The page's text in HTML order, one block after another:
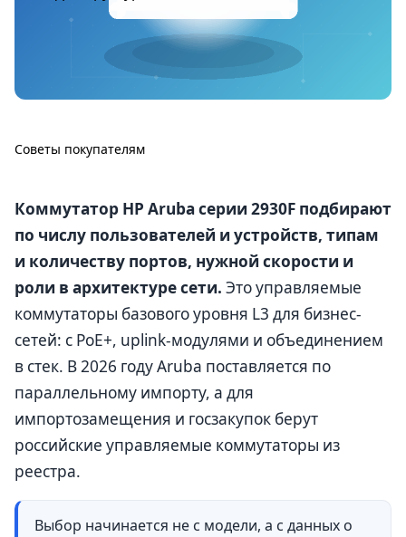
Советы покупателям
Коммутатор HP Aruba серии 2930F подбирают
по числу пользователей и устройств, типам
и количеству портов, нужной скорости и
роли в архитектуре сети. Это управляемые
коммутаторы базового уровня L3 для бизнес-
сетей: с PoE+, uplink-модулями и объединением
в стек. В 2026 году Aruba поставляется по
параллельному импорту, а для
импортозамещения и госзакупок берут
российские управляемые коммутаторы из
реестра.
Выбор начинается не с модели, а с данных о